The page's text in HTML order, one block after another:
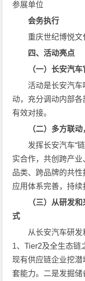
参展单位
会务执行
重庆世纪博悦文
四、活动亮点
（一）长安汽
活动是长安汽
动，充分调动内部
有效对接。
（二）多方联
发挥长安汽车“
实合作，共创跨产
品类、跨品牌的共
应用体系完善，持续
（三）从研发
式
从长安汽车研
1、Tier2及全生态链
现有供应链企业挖
套能力。二是发掘